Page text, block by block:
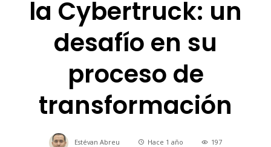
la Cybertruck: un
desafío en su
proceso de
transformación
Estévan Abreu Hace 1 año 197